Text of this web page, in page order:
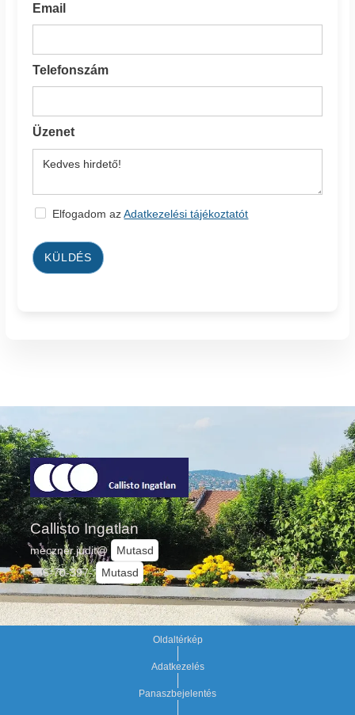
Email
Telefonszám
Üzenet
Elfogadom azAdatkezelési tájékoztatót
KÜLDÉS
Callisto Ingatlan
meczner.judit@
Mutasd
+36-70-397-
Mutasd
Oldaltérkép
Adatkezelés
Panaszbejelentés